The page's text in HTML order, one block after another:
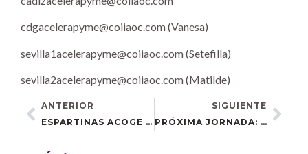
cdgacelerapyme@coiiaoc.com (Vanesa)
sevilla1acelerapyme@coiiaoc.com (Setefilla)
sevilla2acelerapyme@coiiaoc.com (Matilde)
ANTERIOR
ESPARTINAS ACOGE UNA JORNADA TRANSFORMADORA SOBRE REDES SOCIALES Y VENTA ONLINE
SIGUIENTE
PRÓXIMA JORNADA: «FACTURA ELECTRÓNICA: TODO LO QUE NECESITAS SABER»